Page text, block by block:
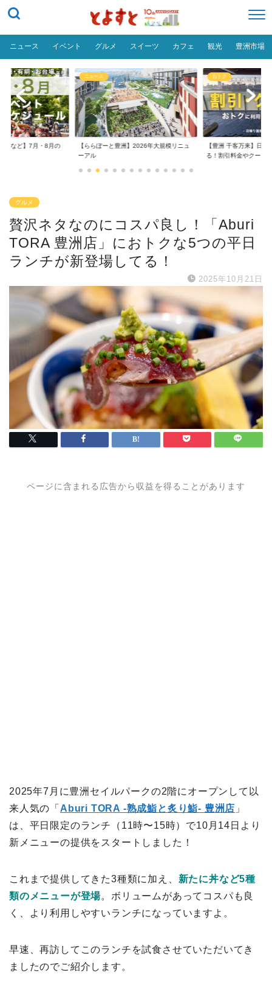
ニュース イベント グルメ スイーツ カフェ 観光 豊洲市場
場など】7月・8月の
ニュース
【ららぽーと豊洲】2026年大規模リニュ
ーアル
おトク
【豊洲 千客万来】日帰
る！割引料金やクーポ...
グルメ
贅沢ネタなのにコスパ良し！「Aburi
TORA 豊洲店」におトクな5つの平日
ランチが新登場してる！
2025年10月21日
ページに含まれる広告から収益を得ることがあります
2025年7月に豊洲セイルパークの2階にオープンして以
来人気の「 Aburi TORA -熟成鮨と炙り鮨- 豊洲店 」
は、平日限定のランチ（11時〜15時）で10月14日より
新メニューの提供をスタートしました！
これまで提供してきた3種類に加え、 新たに丼など5種
類のメニューが登場。ボリュームがあってコスパも良
く、より利用しやすいランチになっていますよ。
早速、再訪してこのランチを試食させていただいてき
ましたのでご紹介します。